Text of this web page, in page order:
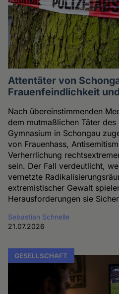
Attentäter von
Frauenfeindlichkeit
Nach übereinstimmenden
dem mutmaßlichen Täter
Gymnasium in Schongau
von Frauenhass,
Verherrlichung
sein. Der Fall verdeutlicht,
vernetzte
extremistischer Gewalt
Herausforderungen sie
Sebastian Schnelle
21.07.2026
GESELLSCHAFT